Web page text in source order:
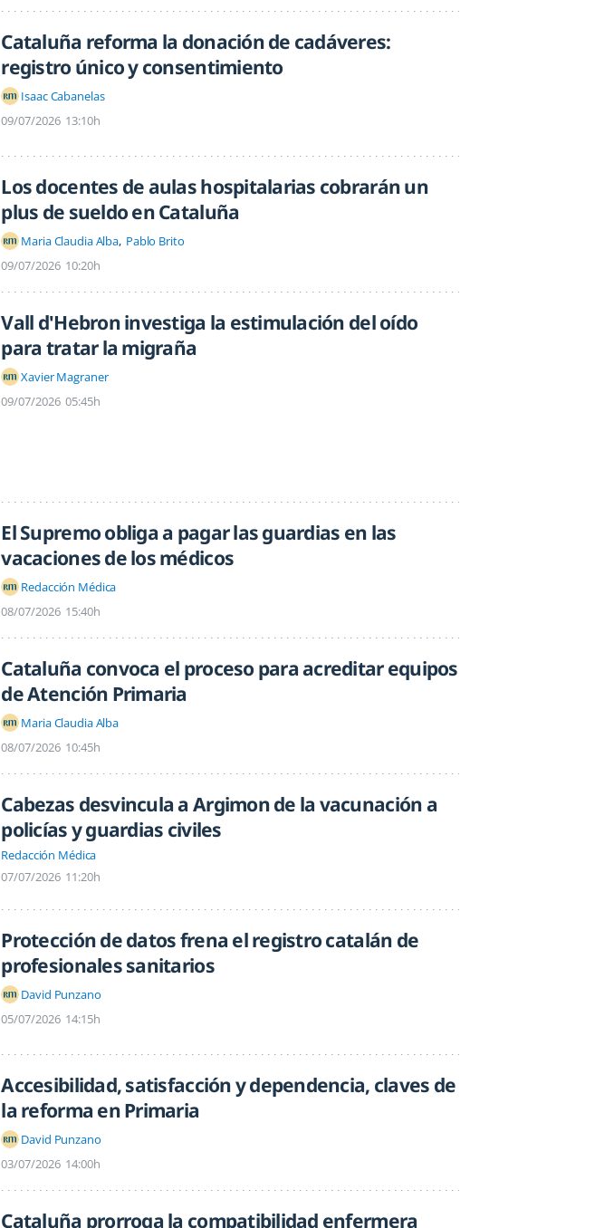
Cataluña reforma la donación de cadáveres:
registro único y consentimiento
Isaac Cabanelas
09/07/2026 13:10h
Los docentes de aulas hospitalarias cobrarán un
plus de sueldo en Cataluña
Maria Claudia Alba Pablo Brito
09/07/2026 10:20h
Vall d'Hebron investiga la estimulación del oído
para tratar la migraña
Xavier Magraner
09/07/2026 05:45h
El Supremo obliga a pagar las guardias en las
vacaciones de los médicos
Redacción Médica
08/07/2026 15:40h
Cataluña convoca el proceso para acreditar equipos
de Atención Primaria
Maria Claudia Alba
08/07/2026 10:45h
Cabezas desvincula a Argimon de la vacunación a
policías y guardias civiles
Redacción Médica
07/07/2026 11:20h
Protección de datos frena el registro catalán de
profesionales sanitarios
David Punzano
05/07/2026 14:15h
Accesibilidad, satisfacción y dependencia, claves de
la reforma en Primaria
David Punzano
03/07/2026 14:00h
Cataluña prorroga la compatibilidad enfermera